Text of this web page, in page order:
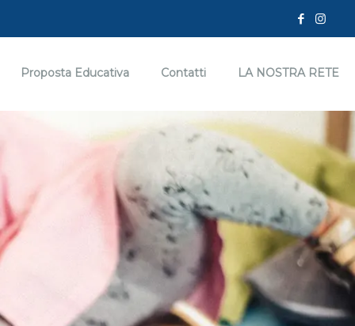
Proposta Educativa Contatti LA NOSTRA RETE